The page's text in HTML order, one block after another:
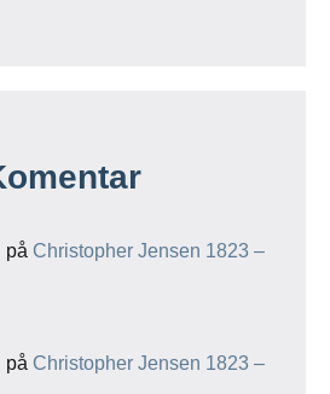
på Christopher Jensen 1823 –
på Christopher Jensen 1823 –